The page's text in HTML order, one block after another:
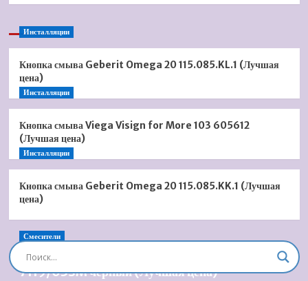
Инсталляции
Кнопка смыва Geberit Omega 20 115.085.KL.1 (Лучшая
цена)
Инсталляции
Кнопка смыва Viega Visign for More 103 605612
(Лучшая цена)
Инсталляции
Кнопка смыва Geberit Omega 20 115.085.KK.1 (Лучшая
цена)
Смесители
Душевая система встроенная Timo Briana SX-
7119/03SM черный (Лучшая цена)